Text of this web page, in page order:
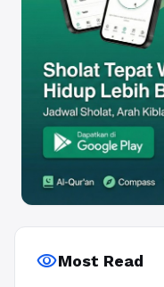
visibilityMost Read